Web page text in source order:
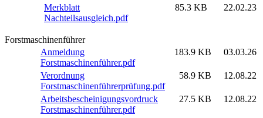
Merkblatt
Nachteilsausgleich.pdf
85.3 KB 22.02.23
Forstmaschinenführer
Anmeldung
Forstmaschinenführer.pdf
183.9 KB 03.03.26
Verordnung
Forstmaschinenführerprüfung.pdf
58.9 KB 12.08.22
Arbeitsbescheinigungsvordruck
Forstmaschinenführer.pdf
27.5 KB 12.08.22